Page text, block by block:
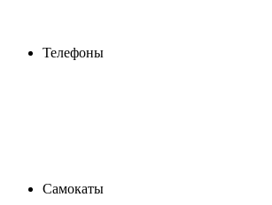
Телефоны
Самокаты